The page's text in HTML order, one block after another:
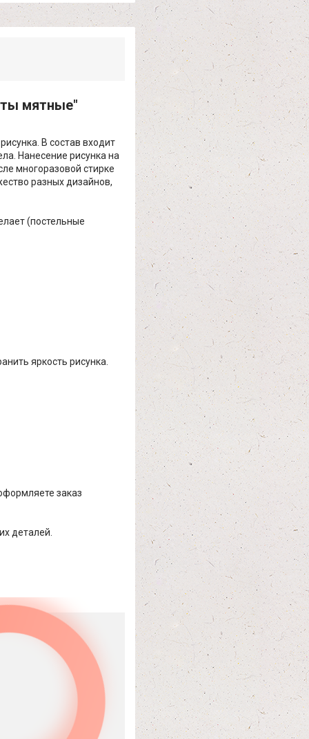
мятные"
В состав входит
Нанесение рисунка на
многоразовой стирке
разных дизайнов,
(постельные
яркость рисунка.
заказ
деталей.